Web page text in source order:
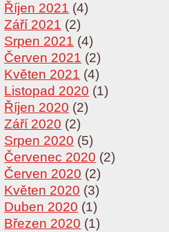
Říjen 2021 (4)
Září 2021 (2)
Srpen 2021 (4)
Červen 2021 (2)
Květen 2021 (4)
Listopad 2020 (1)
Říjen 2020 (2)
Září 2020 (2)
Srpen 2020 (5)
Červenec 2020 (2)
Červen 2020 (2)
Květen 2020 (3)
Duben 2020 (1)
Březen 2020 (1)